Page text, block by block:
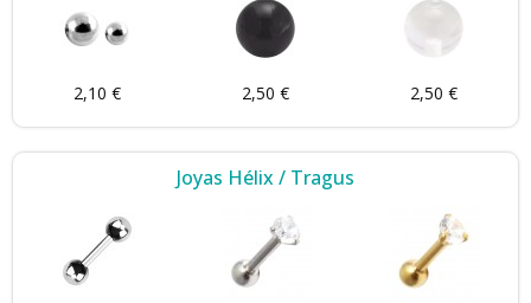
2,10 € 2,50 € 2,50 €
Joyas Hélix / Tragus